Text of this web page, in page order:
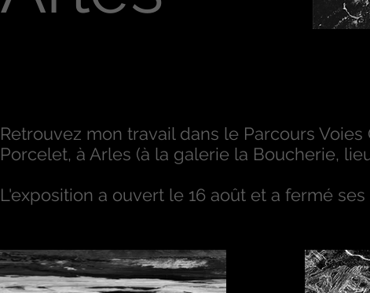
Retrouvez mon travail dans le Parcours
Porcelet, à Arles (à la galerie la Boucherie,
L'exposition a ouvert le 16 août et a fermé